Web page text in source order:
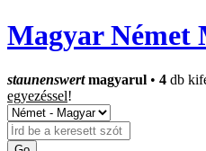
Magyar Német
staunenswertmagyarul • 4 db
egyezéssel!